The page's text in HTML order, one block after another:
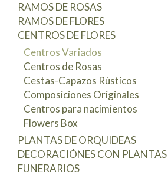
Ramos de novia
Bodas civiles
Decoraciones Masias-Fincas
Bodas religiosas
Centros de mesa
Coronitas florales
Tocados-Coronas Complementos
preservados
Decoracion vehículos de novios
Prendidos salapas
Pulseras florales
Mesas Dulces
RAMOS DE ROSAS
RAMOS DE FLORES
CENTROS DE FLORES
Centros Variados
Centros de Rosas
Cestas-Capazos Rústicos
Composiciones Originales
Centros para nacimientos
Flowers Box
PLANTAS DE ORQUIDEAS
DECORACIÓNES CON PLANTAS
Cestas y centros de plantas
FUNERARIOS